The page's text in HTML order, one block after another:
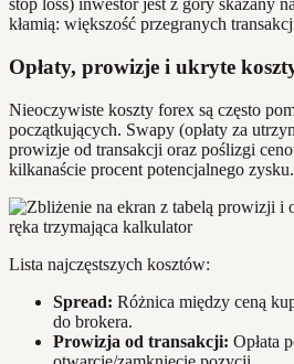
stop loss) inwestor jest z góry skazany
kłamią: większość przegranych
Opłaty, prowizje i ukryte
Nieoczywiste koszty forex są często
początkujących. Swapy (opłaty za
prowizje od transakcji oraz poślizgi
kilkanaście procent potencjalnego zysku.
Lista najczęstszych kosztów:
Spread: Różnica między ceną
do brokera.
Prowizja od transakcji: Opłata